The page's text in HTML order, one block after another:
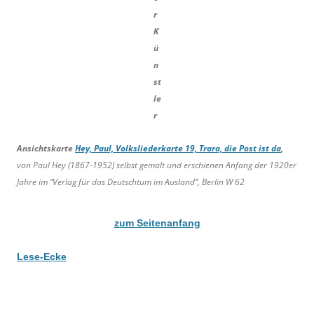
r
K
ü
n
st
le
r
AnsichtskarteHey, Paul, Volksliederkarte 19, Trara, die Post ist da,
von Paul Hey (1867-1952) selbst gemalt und erschienen Anfang der 1920er
Jahre im “Verlag für das Deutschtum im Ausland”, Berlin W 62
zum Seitenanfang
Lese-Ecke